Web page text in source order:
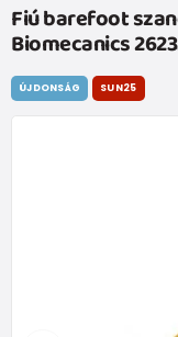
Fiú barefoot
Biomecanics
ÚJDONSÁG SUN25